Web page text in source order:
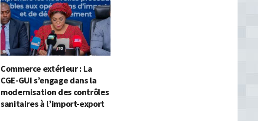
Commerce extérieur : La
CGE-GUI s’engage dans la
modernisation des contrôles
sanitaires à l’import-export